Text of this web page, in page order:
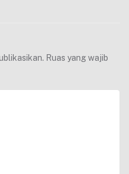
Ruas yang wajib